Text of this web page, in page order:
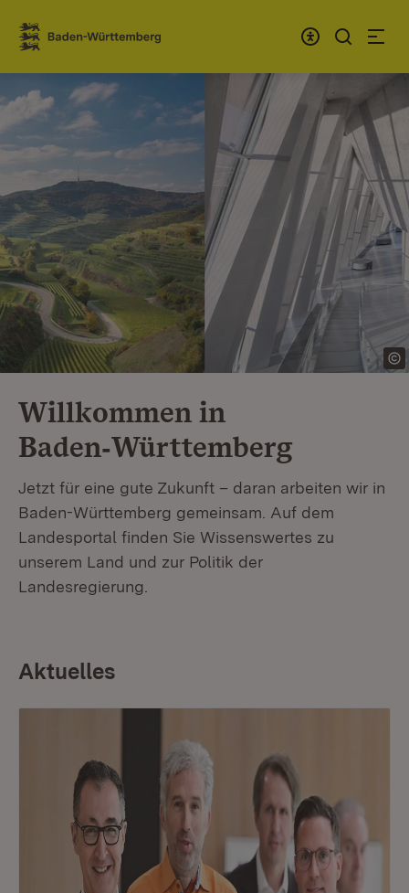
Zum Inhalt springen
Link zur Startseite
Willkommen in
Baden‑Württemberg
Jetzt für eine gute Zukunft – daran arbeiten wir in
Baden-Württemberg gemeinsam. Auf dem
Landesportal finden Sie Wissenswertes zu
unserem Land und zur Politik der
Landesregierung.
Aktuelles